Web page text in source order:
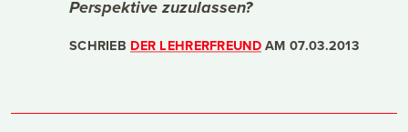
Perspektive zuzulassen?
SCHRIEB DER LEHRERFREUNDAM07.03.2013